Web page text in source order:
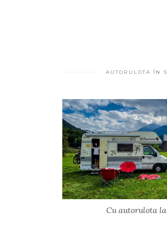
AUTORULOTA ÎN
Cu autorulota